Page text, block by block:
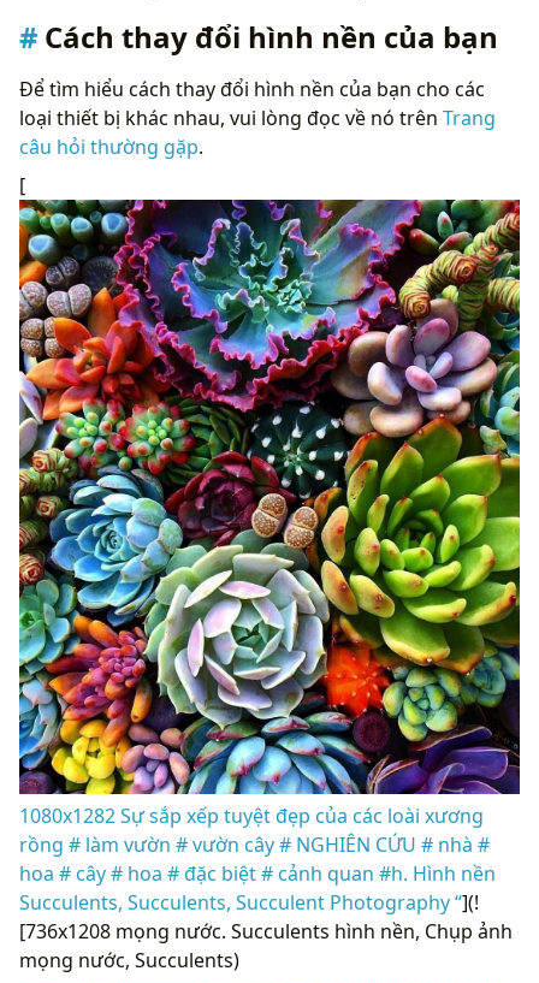
Cách thay đổi hình nền của bạn
Để tìm hiểu cách thay đổi hình nền của bạn cho các
loại thiết bị khác nhau, vui lòng đọc về nó trên Trang
câu hỏi thường gặp.
[
1080x1282 Sự sắp xếp tuyệt đẹp của các loài xương
rồng # làm vườn # vườn cây # NGHIÊN CỨU # nhà #
hoa # cây # hoa # đặc biệt # cảnh quan #h. Hình nền
Succulents, Succulents, Succulent Photography “](!
[736x1208 mọng nước. Succulents hình nền, Chụp ảnh
mọng nước, Succulents)